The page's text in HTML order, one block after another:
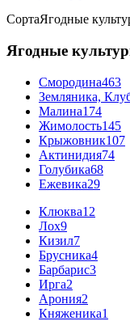
СортаЯгодные
Ягодные
Смородина463
Земляника,
Малина174
Жимолость145
Крыжовник107
Актинидия74
Голубика68
Ежевика29
Клюква12
Лох9
Кизил7
Брусника4
Барбарис3
Ирга2
Арония2
Княженика1